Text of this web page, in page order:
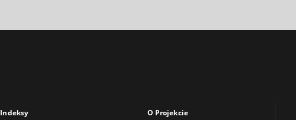
Indeksy O Projekcie